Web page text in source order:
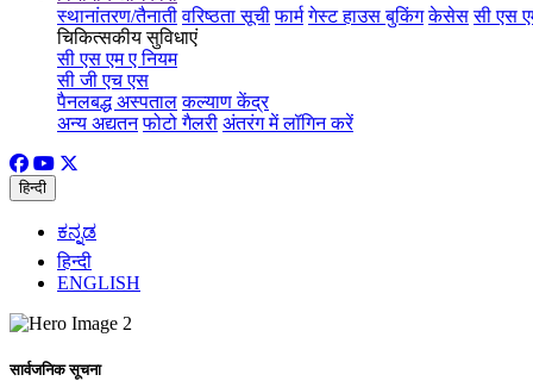
स्थानांतरण/तैनाती वरिष्ठता सूची फार्म गेस्ट हाउस बुकिंग केसेस सी एस
चिकित्सकीय सुविधाएं
सी एस एम ए नियम
सी जी एच एस
पैनलबद्ध अस्पताल कल्याण केंद्र
अन्य अद्यतन फोटो गैलरी अंतरंग में लॉगिन करें
हिन्दी
ಕನ್ನಡ
हिन्दी
ENGLISH
सार्वजनिक सूचना